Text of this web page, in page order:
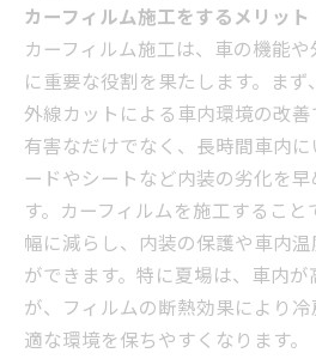
カーフィルム施工をするメリット
カーフィルム施工は、車の機能
に重要な役割を果たします。ま
外線カットによる車内環境の改
有害なだけでなく、長時間車内
ードやシートなど内装の劣化を
す。カーフィルムを施工するこ
幅に減らし、内装の保護や車内
ができます。特に夏場は、車内
が、フィルムの断熱効果により
適な環境を保ちやすくなります。